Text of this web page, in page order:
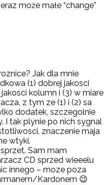
może małe “change”
Jak dla mnie
(1) dobrej jakosci
kolumn i (3) w miare
z tym ze (1) i (2) sa
dodatek, szczegolnie
I tak plynie po nich sygnal
znaczenie maja
wtyki.
Sam mam
CD sprzed wieeelu
innego – moze poza
Kardonem 😉